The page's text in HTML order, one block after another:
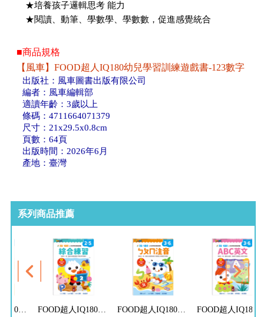
★培養孩子邏輯思考 能力
★閱讀、動筆、學數學、學數數，促進感覺統合
■商品規格
【風車】FOOD超人IQ180幼兒學習訓練遊戲書-123數字
出版社：風車圖書出版有限公司
編者：風車編輯部
適讀年齡：3歲以上
條碼：4711664071379
尺寸：21x29.5x0.8cm
頁數：64頁
出版時間：2026年6月
產地：臺灣
系列商品推薦